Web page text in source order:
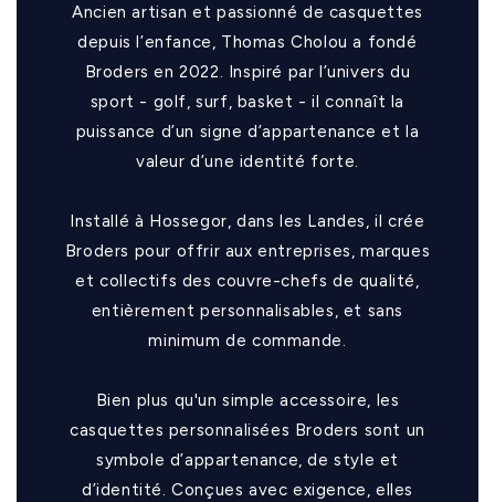
Ancien artisan et passionné de casquettes
depuis l’enfance, Thomas Cholou a fondé
Broders en 2022. Inspiré par l’univers du
sport - golf, surf, basket - il connaît la
puissance d’un signe d’appartenance et la
valeur d’une identité forte.
Installé à Hossegor, dans les Landes, il crée
Broders pour offrir aux entreprises, marques
et collectifs des couvre-chefs de qualité,
entièrement personnalisables, et sans
minimum de commande.
Bien plus qu'un simple accessoire, les
casquettes personnalisées Broders sont un
symbole d’appartenance, de style et
d’identité. Conçues avec exigence, elles